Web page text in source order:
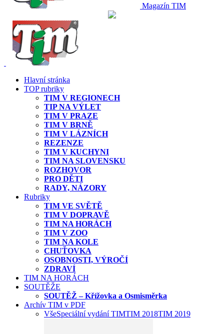
Magazín TIM
Hlavní stránka
TOP rubriky
TIM V REGIONECH
TIP NA VÝLET
TIM V PRAZE
TIM V BRNĚ
TIM V LÁZNÍCH
REZENZE
TIM V KUCHYNI
TIM NA SLOVENSKU
ROZHOVOR
PRO DĚTI
RADY, NÁZORY
Rubriky
TIM VE SVĚTĚ
TIM V DOPRAVĚ
TIM NA HORÁCH
TIM V ZOO
TIM NA KOLE
CHUŤOVKA
OSOBNOSTI, VÝROČÍ
ZDRAVÍ
TIM NA HORÁCH
SOUTĚŽE
SOUTĚŽ – Křížovka a Osmisměrka
Archív TIM v PDF
VšeSpeciální vydání TIMTIM 2018TIM 2019